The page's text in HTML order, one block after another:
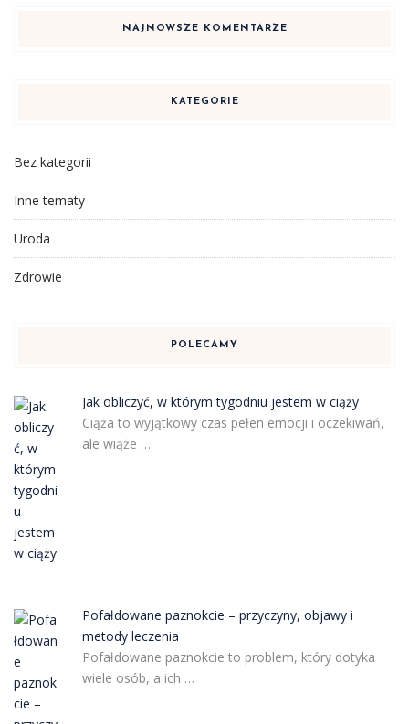
NAJNOWSZE KOMENTARZE
KATEGORIE
Bez kategorii
Inne tematy
Uroda
Zdrowie
POLECAMY
Jak obliczyć, w którym tygodniu jestem w ciąży
Ciąża to wyjątkowy czas pełen emocji i oczekiwań,
ale wiąże …
Pofałdowane paznokcie – przyczyny, objawy i
metody leczenia
Pofałdowane paznokcie to problem, który dotyka
wiele osób, a ich …